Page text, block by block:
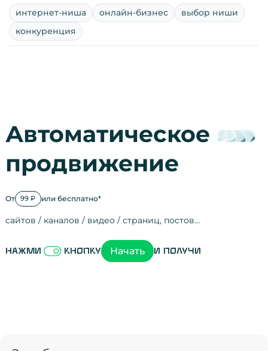
интернет-ниша онлайн-бизнес
выбор ниши
конкуренция
Автоматическое
продвижение
От 99 ₽ или бесплатно*
сайтов / каналов / видео / страниц, постов…
Нажми кнопку Начать и получи